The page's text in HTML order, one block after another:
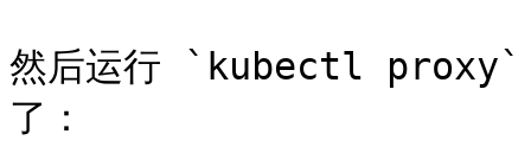
然后运行 `kubectl proxy`
了：